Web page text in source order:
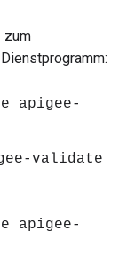
zum
Dienstprogramm:
apigee-
validate
apigee-